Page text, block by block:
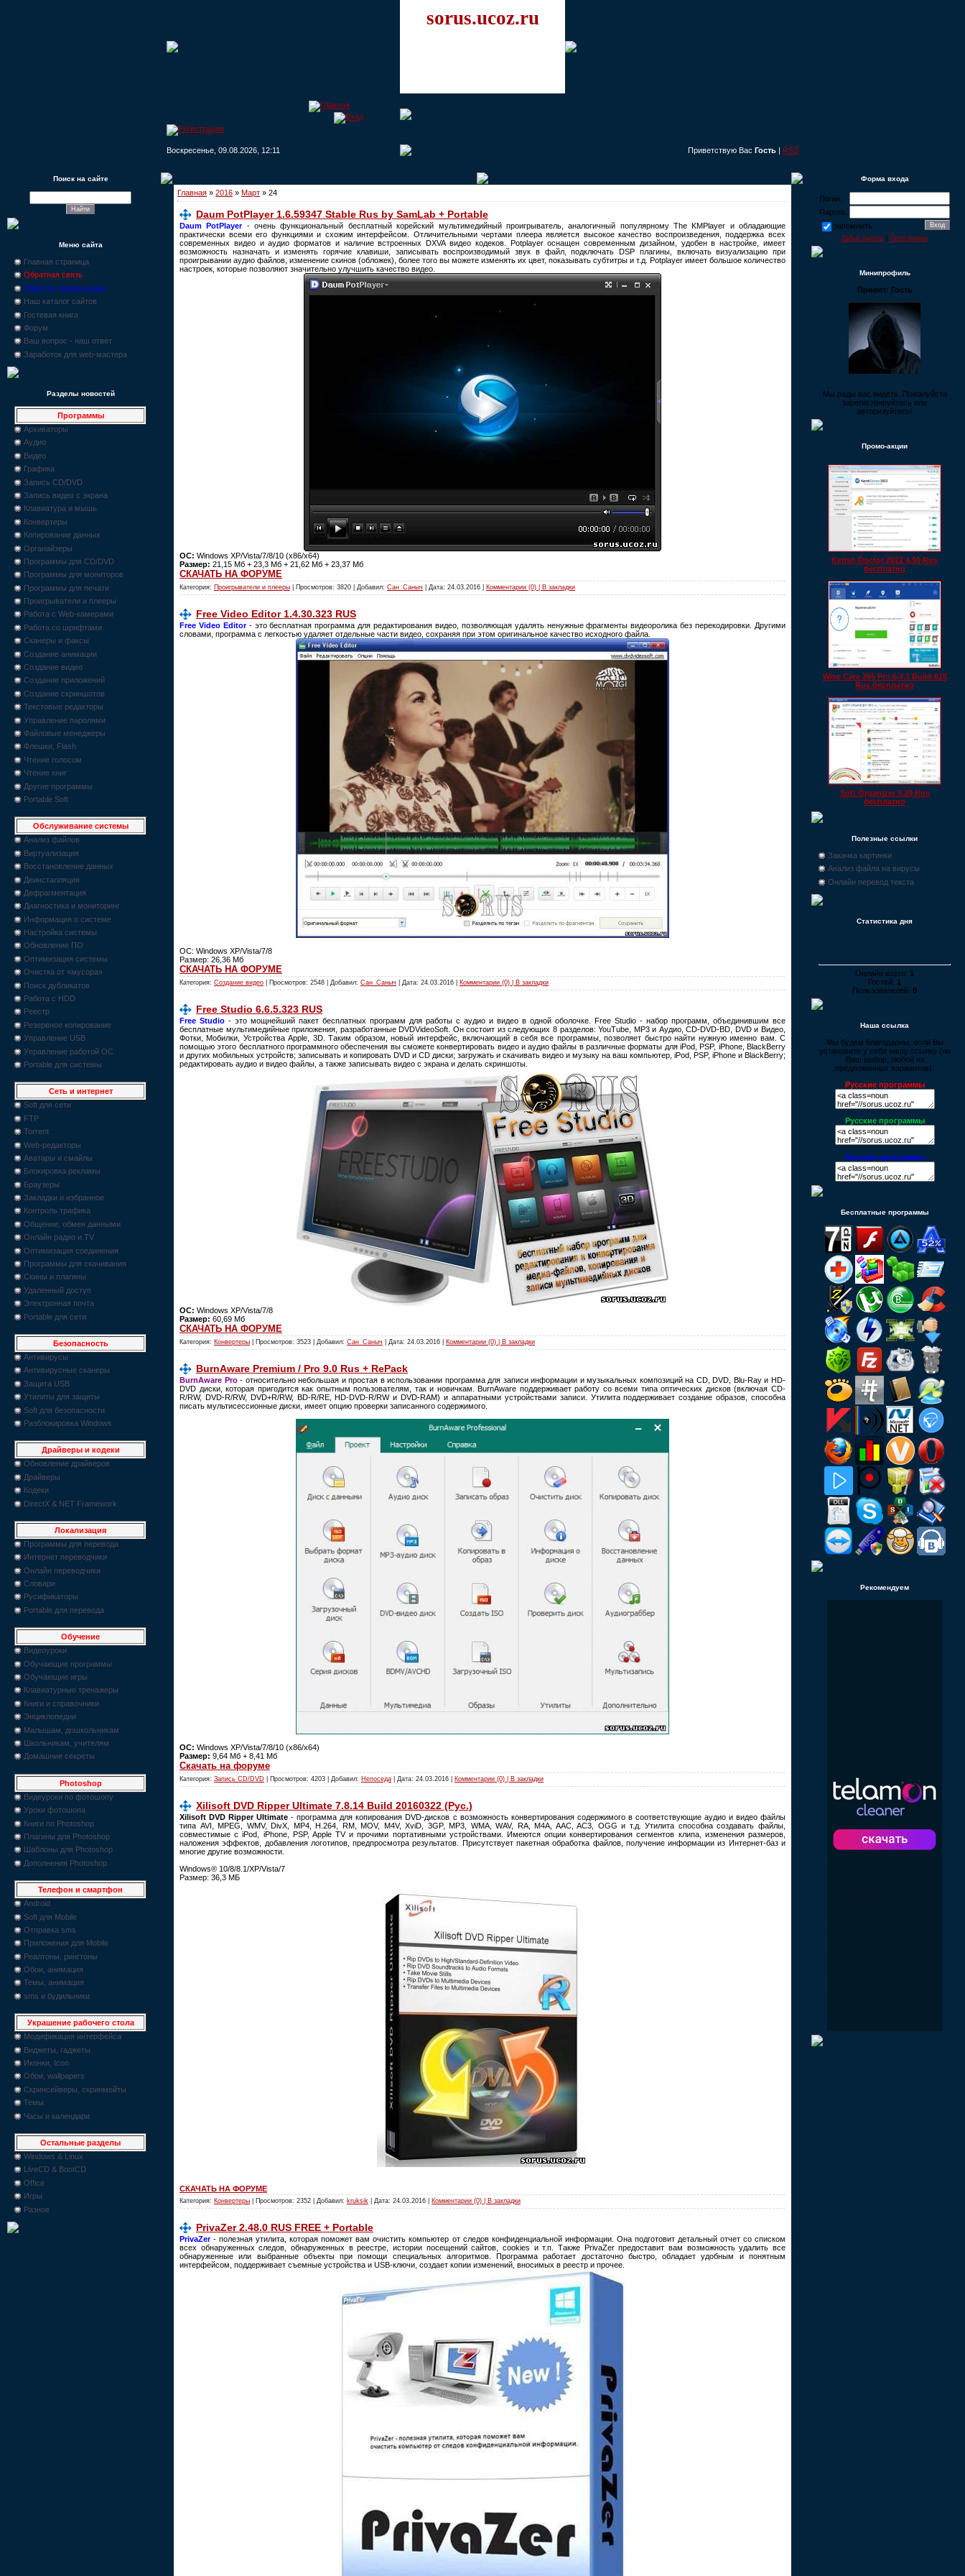
sorus.ucoz.ru
Воскресенье, 09.08.2026, 12:11 Приветствую Вас Гость | RSS
Поиск на сайте
Меню сайта
Главная страница
Обратная связь
Новости, промо-акции
Наш каталог сайтов
Гостевая книга
Форум
Ваш вопрос - наш ответ
Заработок для web-мастера
Разделы новостей
Программы
Архиваторы
Аудио
Видео
Графика
Запись CD/DVD
Запись видео с экрана
Клавиатура и мышь
Конвертеры
Копирование данных
Органайзеры
Программы для CD/DVD
Программы для мониторов
Программы для печати
Проигрыватели и плееры
Работа с Web-камерами
Работа со шрифтами
Сканеры и факсы
Создание анимации
Создание видео
Создание приложений
Создание скриншотов
Текстовые редакторы
Управление паролями
Файловые менеджеры
Флешки, Flash
Чтение голосом
Чтение книг
Другие программы
Portable Soft
Обслуживание системы
Анализ файлов
Виртуализация
Восстановление данных
Деинсталляция
Дефрагментация
Диагностика и мониторинг
Информация о системе
Настройка системы
Обновление ПО
Оптимизация системы
Очистка от «мусора»
Поиск дубликатов
Работа с HDD
Реестр
Резервное копирование
Управление USB
Управление работой ОС
Portable для системы
Сеть и интернет
Soft для сети
FTP
Torrent
Web-редакторы
Аватары и смайлы
Блокировка рекламы
Браузеры
Закладки и избранное
Контроль трафика
Общение, обмен данными
Онлайн радио и TV
Оптимизация соединения
Программы для скачивания
Скины и плагины
Удаленный доступ
Электронная почта
Portable для сети
Безопасность
Антивирусы
Антивирусные сканеры
Защита USB
Утилиты для защиты
Soft для безопасности
Разблокировка Windows
Драйверы и кодеки
Обновление драйверов
Драйверы
Кодеки
DirectX & NET Framework
Локализация
Программы для перевода
Интернет переводчики
Онлайн переводчики
Словари
Русификаторы
Portable для перевода
Обучение
Видеоуроки
Обучающие программы
Обучающие игры
Клавиатурные тренажеры
Книги и справочники
Энциклопедии
Малышам, дошкольникам
Школьникам, учителям
Домашние секреты
Photoshop
Видеуроки по фотошопу
Уроки фотошопа
Книги по Photoshop
Плагины для Photoshop
Шаблоны для Photoshop
Дополнения Photoshop
Телефон и смартфон
Android
Soft для Mobile
Отправка sms
Приложения для Mobile
Реалтоны, рингтоны
Обои, анимация
Темы, анимация
sms и будильники
Украшение рабочего стола
Модификация интерфейса
Виджеты, гаджеты
Иконки, Icon
Обои, wallpapers
Скринсейверы, скринмейты
Темы
Часы и календари
Остальные разделы
Windows & Linux
LiveCD & BootCD
Office
Игры
Разное
Главная » 2016 » Март » 24
Daum PotPlayer 1.6.59347 Stable Rus by SamLab + Portable
Daum PotPlayer- очень функциональный бесплатный корейский мультимедийный проигрыватель, аналогичный популярному The KMPlayer и обладающие
практически всеми его функциями и схожим интерфейсом. Отличительными чертами плеера является высокое качество воспроизведения, поддержка всех
современных видео и аудио форматов и наличие встроенных DXVA видео кодеков. Potplayer оснащен современным дизайном, удобен в настройке, имеет
возможность назначать и изменять горячие клавиши, записывать воспроизводимый звук в файл, подключать DSP плагины, включать визуализацию при
проигрывании аудио файлов, изменение скинов (обложек), более того вы можете изменять их цвет, показывать субтитры и т.д. Potplayer имеет большое количество
настроек, которые позволяют значительно улучшить качество видео.
ОС: Windows XP/Vista/7/8/10 (x86/x64)
Размер: 21,15 Мб + 23,3 Мб + 21,62 Мб + 23,37 Мб
СКАЧАТЬ НА ФОРУМЕ
Категория: Проигрыватели и плееры | Просмотров: 3820 | Добавил: Сан_Саныч | Дата: 24.03.2016 Комментарии (0) | В закладки
Free Video Editor 1.4.30.323 RUS
Free Video Editor- это бесплатная программа для редактирования видео, позволяющая удалять ненужные фрагменты видеоролика без перекодировки. Другими
словами, программа с легкостью удаляет отдельные части видео, сохраняя при этом оригинальное качество исходного файла.
ОС: Windows XP/Vista/7/8
Размер: 26,36 Мб
СКАЧАТЬ НА ФОРУМЕ
Категория: Создание видео | Просмотров: 2548 | Добавил: Сан_Саныч | Дата: 24.03.2016 Комментарии (0) | В закладки
Free Studio 6.6.5.323 RUS
Free Studio - это мощнейший пакет бесплатных программ для работы с аудио и видео в одной оболочке. Free Studio - набор программ, объединившим все
бесплатные мультимедийные приложения, разработанные DVDVideoSoft. Он состоит из следующих 8 разделов: YouTube, MP3 и Аудио, CD-DVD-BD, DVD и Видео,
Фотки, Мобилки, Устройства Apple, 3D. Таким образом, новый интерфейс, включающий в себя все программы, позволяет быстро найти нужную именно вам. С
помощью этого бесплатного программного обеспечения вы сможете конвертировать видео и аудио файлы в различные форматы для iPod, PSP, iPhone, BlackBerry
и других мобильных устройств; записывать и копировать DVD и CD диски; загружать и скачивать видео и музыку на ваш компьютер, iPod, PSP, iPhone и BlackBerry;
редактировать аудио и видео файлы, а также записывать видео с экрана и делать скриншоты.
ОС: Windows XP/Vista/7/8
Размер: 60,69 Мб
СКАЧАТЬ НА ФОРУМЕ
Категория: Конвертеры | Просмотров: 3523 | Добавил: Сан_Саныч | Дата: 24.03.2016 Комментарии (0) | В закладки
BurnAware Premium / Pro 9.0 Rus + RePack
BurnAware Pro- относительно небольшая и простая в использовании программа для записи информации и музыкальных композиций на CD, DVD, Blu-Ray и HD-
DVD диски, которая пригодится как опытным пользователям, так и новичкам. BurnAware поддерживает работу со всеми типа оптических дисков (включая CD-
R/RW, DVD-R/RW, DVD+R/RW, BD-R/RE, HD-DVD-R/RW и DVD-RAM) и аппаратными устройствами записи. Утилита поддерживает создание образов, способна
писать мультисессионные диски, имеет опцию проверки записанного содержимого.
ОС: Windows XP/Vista/7/8/10 (x86/x64)
Размер: 9,64 Мб + 8,41 Мб
Скачать на форуме
Категория: Запись CD/DVD | Просмотров: 4203 | Добавил: Непоседа | Дата: 24.03.2016 Комментарии (0) | В закладки
Xilisoft DVD Ripper Ultimate 7.8.14 Build 20160322 (Рус.)
Xilisoft DVD Ripper Ultimate - программа для копирования DVD-дисков с возможность конвертирования содержимого в соответствующие аудио и видео файлы
типа AVI, MPEG, WMV, DivX, MP4, H.264, RM, MOV, M4V, XviD, 3GP, MP3, WMA, WAV, RA, M4A, AAC, AC3, OGG и т.д. Утилита способна создавать файлы,
совместимые с iPod, iPhone, PSP, Apple TV и прочими портативными устройствами. Имеются опции конвертирования сегментов клипа, изменения размеров,
наложения эффектов, добавления логотипов, предпросмотра результатов. Присутствует пакетная обработка файлов, получение информации из Интернет-баз и
многие другие возможности.
Windows® 10/8/8.1/XP/Vista/7
Размер: 36,3 МБ
СКАЧАТЬ НА ФОРУМЕ
Категория: Конвертеры | Просмотров: 2352 | Добавил: kruksik | Дата: 24.03.2016 Комментарии (0) | В закладки
PrivaZer 2.48.0 RUS FREE + Portable
PrivaZer- полезная утилита, которая поможет вам очистить компьютер от следов конфиденциальной информации. Она подготовит детальный отчет со списком
всех обнаруженных следов, обнаруженных в реестре, истории посещений сайтов, cookies и т.п. Также PrivaZer предоставит вам возможность удалить все
обнаруженные или выбранные объекты при помощи специальных алгоритмов. Программа работает достаточно быстро, обладает удобным и понятным
интерфейсом, поддерживает съемные устройства и USB-ключи, создает копии изменений, вносимых в реестр и прочее.
Форма входа
Логин:
Пароль:
запомнить
Забыл пароль Регистрация
Минипрофиль
Привет: Гость
Мы рады вас видеть. Пожалуйста
зарегистрируйтесь или
авторизуйтесь!
Промо-акции
Kerish Doctor 2022 4.90 Rus
бесплатно
Wise Care 365 Pro 6.4.1 Build 618
Rus бесплатно
Soft Organizer 9.20 Rus
бесплатно
Полезные ссылки
Закачка картинки
Анализ файла на вирусы
Онлайн перевод текста
Статистика дня
Онлайн всего: 1
Гостей: 1
Пользователей: 0
Наша ссылка
Мы будем благодарны, если Вы
установите у себя нашу ссылку (на
Ваш выбор, любой из
предложенных вариантов):
Русские программы
Русские программы
Русские программы
Бесплатные программы
Рекомендуем